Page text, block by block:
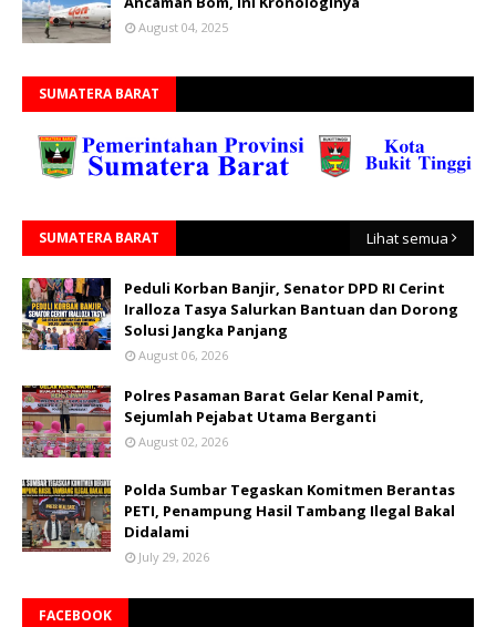
August 04, 2025
SUMATERA BARAT
SUMATERA BARAT Lihat semua
Peduli Korban Banjir, Senator DPD RI Cerint
Iralloza Tasya Salurkan Bantuan dan Dorong
Solusi Jangka Panjang
August 06, 2026
Polres Pasaman Barat Gelar Kenal Pamit,
Sejumlah Pejabat Utama Berganti
August 02, 2026
Polda Sumbar Tegaskan Komitmen Berantas
PETI, Penampung Hasil Tambang Ilegal Bakal
Didalami
July 29, 2026
FACEBOOK